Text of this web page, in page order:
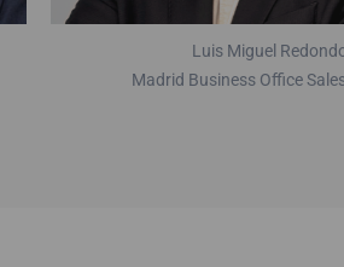
Luis Miguel
Madrid Business Office